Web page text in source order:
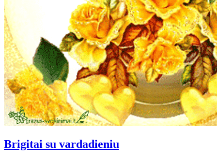
Brigitai su vardadieniu